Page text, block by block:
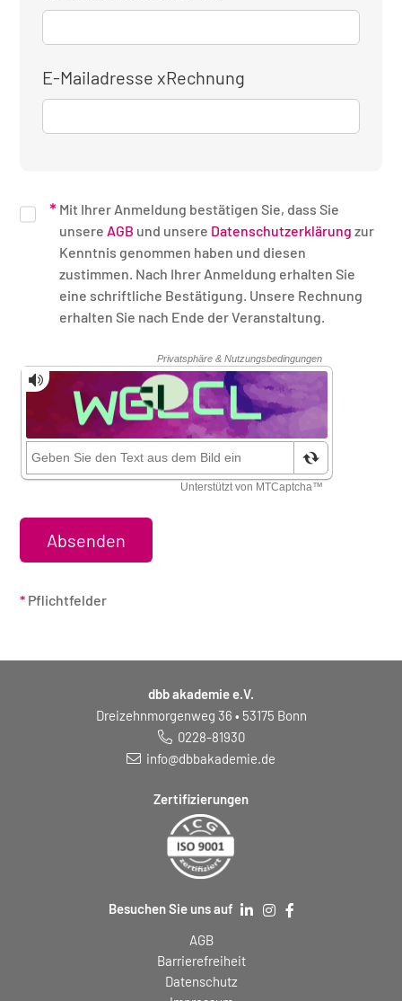
E-Mailadresse xRechnung
Mit Ihrer Anmeldung bestätigen Sie, dass Sie
unsere AGB und unsere Datenschutzerklärung zur
Kenntnis genommen haben und diesen
zustimmen. Nach Ihrer Anmeldung erhalten Sie
eine schriftliche Bestätigung. Unsere Rechnung
erhalten Sie nach Ende der Veranstaltung.
Sicherheitsüberprüfung
* Pflichtfelder
dbb akademie e.V.
Dreizehnmorgenweg 36 • 53175 Bonn
0228-81930
info@dbbakademie.de
Zertifizierungen
Besuchen Sie uns auf
AGB
Barrierefreiheit
Datenschutz